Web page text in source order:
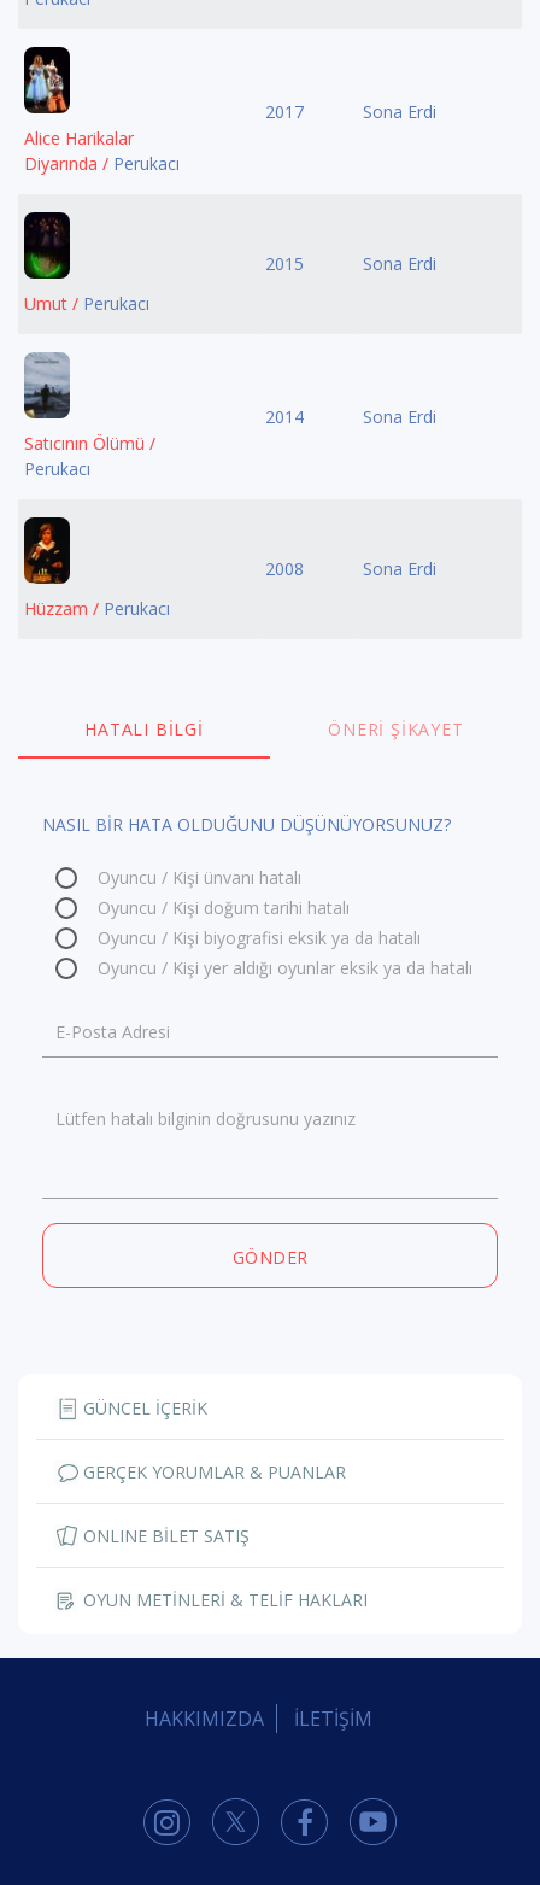
Alice Harikalar
Diyarında / Perukacı
2017 Sona Erdi
Umut / Perukacı
2015 Sona Erdi
Satıcının Ölümü /
Perukacı
2014 Sona Erdi
Hüzzam / Perukacı
2008 Sona Erdi
HATALI BILGI ÖNERI ŞIKAYET
NASIL BİR HATA OLDUĞUNU DÜŞÜNÜYORSUNUZ?
Oyuncu / Kişi ünvanı hatalı
Oyuncu / Kişi doğum tarihi hatalı
Oyuncu / Kişi biyografisi eksik ya da hatalı
Oyuncu / Kişi yer aldığı oyunlar eksik ya da hatalı
E-Posta Adresi
Lütfen hatalı bilginin doğrusunu yazınız
GÖNDER
GÜNCEL İÇERİK
GERÇEK YORUMLAR & PUANLAR
ONLINE BİLET SATIŞ
OYUN METİNLERİ & TELİF HAKLARI
HAKKIMIZDA İLETİŞİM